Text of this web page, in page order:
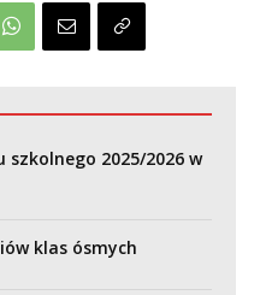
2025/2026 w
klas ósmych